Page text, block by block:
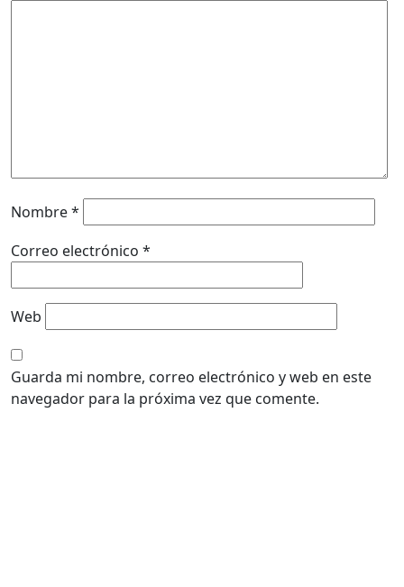
Nombre*
Correo electrónico *
Web
Guarda mi nombre, correo electrónico y web en este
navegador para la próxima vez que comente.